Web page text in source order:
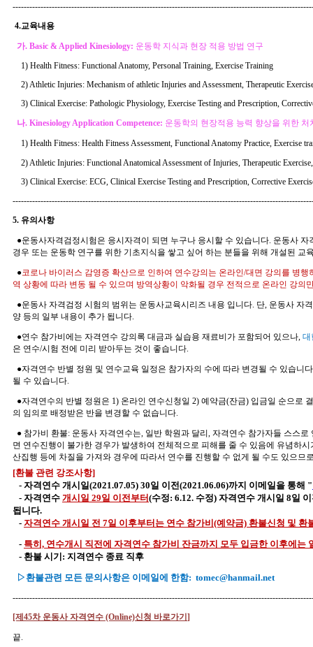
4.교육내용
가. Basic & Applied Kinesiology: 운동학 지식과 현장 적용 방법 연구
1) Health Fitness: Functional Anatomy, Personal Training, Exercise Training
2) Athletic Injuries: Mechanism of athletic Injuries and Assessment, Therapeutic
3) Clinical Exercise: Pathologic Physiology, Exercise Testing and Prescription,
나. Kinesiology Application Competence: 운동학의 현장적용 능력 향상을 위한
1) Health Fitness: Health Fitness Assessment, Functional Anatomy Practice, Exercise
2) Athletic Injuries: Functional Anatomical Assessment of Injuries, Therapeutic
3) Clinical Exercise: ECG, Clinical Exercise Testing and Prescription, Corrective
5. 유의사항
●운동사자격검정시험은 응시자격이 되면 누구나 응시할 수 있습니다 운동사 자
경우 또는 운동학 연구를 위한 기초지식을 쌓고 싶어 하는 분들을 위해 개설된 교
●코로나 바이러스 감영증 확산으로 인하여 연수강의는 온라인/대면 강의를 병
역 상황에 따라 변동 될 수 있으며 방역상황이 악화될 경우 전적으로 온라인 강
●운동사 자격검정 시험의 범위는 운동사교육시리즈 내용 입니다 단 운동사 자
양 등의 일부 내용이 추가 됩니다
●연수 참가비에는 자격연수 강의록 대금과 실습용 재료비가 포함되어 있으나 대
은 연수/시험 전에 미리 받아두는 것이 좋습니다
●자격연수 반별 정원 및 연수교육 일정은 참가자의 수에 따라 변경될 수 있습니다
될 수 있습니다
●자격연수의 반별 정원은 1) 온라인 연수신청일 2) 예약금(잔금) 입금일 순으로
의 임의로 배정받은 반을 변경할 수 없습니다
● 참가비 환불: 운동사 자격연수는 일반 학원과 달리, 자격연수 참가자들 스스
면 연수진행이 불가한 경우가 발생하여 전체적으로 피해를 줄 수 있음에 유념하
산집행 등에 차질을 가져와 경우에 따라서 연수를 진행할 수 없게 될 수도 있으므
[환불 관련 강조사항]
- 자격연수 개시일(2021.07.05) 30일 이전(2021.06.06)까지 이메일을 통해 "
- 자격연수 개시일 29일 이전부터 (수정: 6.12. 수정) 자격연수 개시일 8일
됩니다.
- 자격연수 개시일 전 7일 이후부터는 연수 참가비 (예약금) 환불신청 및 환
- 특히, 연수개시 직전에 자격연수 참가비 잔금까지 모두 입금한 이후에는
- 환불 시기: 지격연수 종료 직후
▷환불관련 모든 문의사항은 이메일에 한함: tomec@hanmail.net
[제45차 운동사 자격연수 (Online)신청 바로가기 ]
끝.